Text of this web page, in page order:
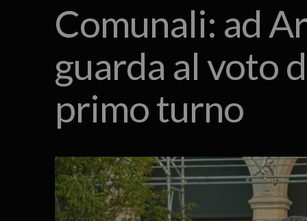
Comunali: ad
guarda al voto
primo turno